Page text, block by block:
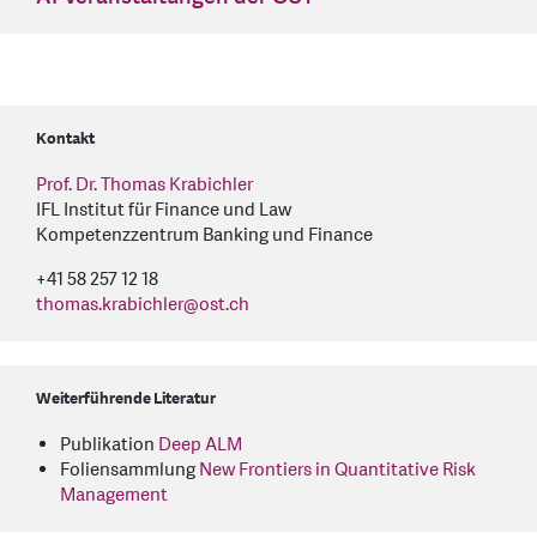
Kontakt
Prof. Dr. Thomas Krabichler
IFL Institut für Finance und Law
Kompetenzzentrum Banking und Finance
+41 58 257 12 18
thomas.krabichler@ost.ch
Weiterführende Literatur
Publikation Deep ALM
FoliensammlungNew Frontiers in Quantitative Risk
Management